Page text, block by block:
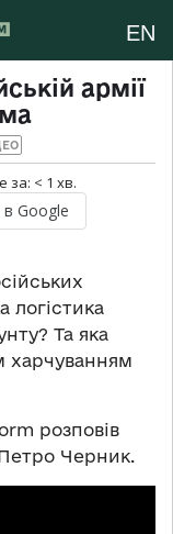
EN
армії
за: < 1 хв.
в Google
логістика
Та яка
харчуванням
розповів
Черник.